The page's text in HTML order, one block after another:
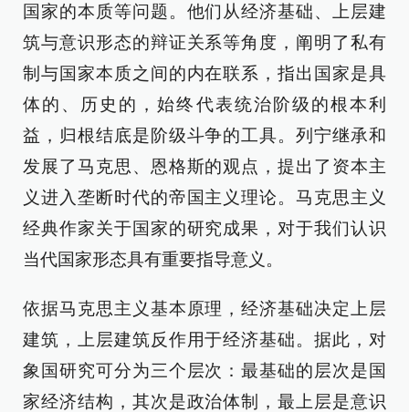
国家的本质等问题。他们从经济基础、上层建
筑与意识形态的辩证关系等角度，阐明了私有
制与国家本质之间的内在联系，指出国家是具
体的、历史的，始终代表统治阶级的根本利
益，归根结底是阶级斗争的工具。列宁继承和
发展了马克思、恩格斯的观点，提出了资本主
义进入垄断时代的帝国主义理论。马克思主义
经典作家关于国家的研究成果，对于我们认识
当代国家形态具有重要指导意义。
依据马克思主义基本原理，经济基础决定上层
建筑，上层建筑反作用于经济基础。据此，对
象国研究可分为三个层次：最基础的层次是国
家经济结构，其次是政治体制，最上层是意识